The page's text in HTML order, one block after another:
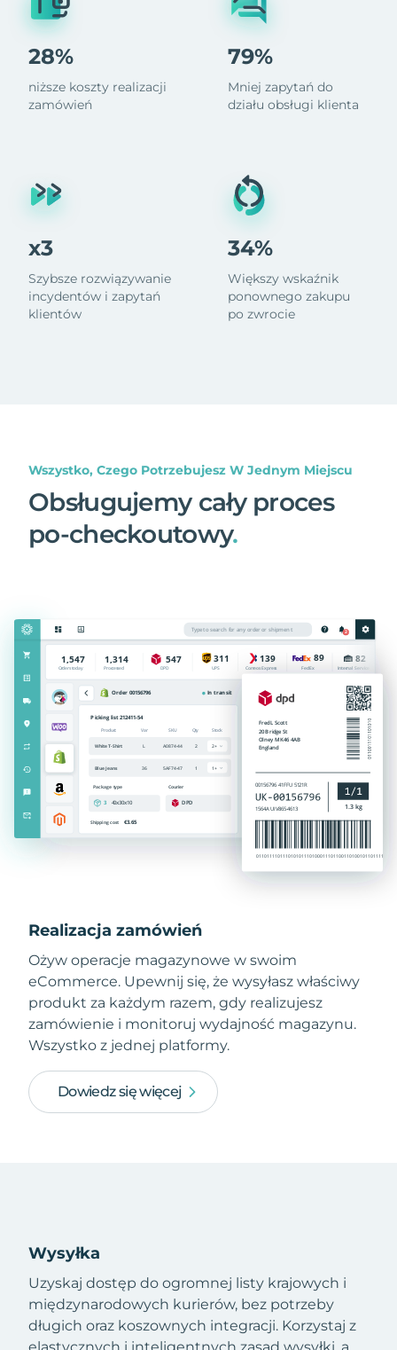
28%
niższe koszty realizacji
zamówień
x3
Szybsze rozwiązywanie
incydentów i zapytań
klientów
79%
Mniej zapytań do
działu obsługi klienta
34%
Większy wskaźnik
ponownego zakupu
po zwrocie
Wszystko, Czego Potrzebujesz W Jednym Miejscu
Obsługujemy cały proces
po-checkoutowy.
Realizacja zamówień
Ożyw operacje magazynowe w swoim
eCommerce. Upewnij się, że wysyłasz właściwy
produkt za każdym razem, gdy realizujesz
zamówienie i monitoruj wydajność magazynu.
Wszystko z jednej platformy.
Dowiedz się więcej
Wysyłka
Uzyskaj dostęp do ogromnej listy krajowych i
międzynarodowych kurierów, bez potrzeby
długich oraz koszownych integracji. Korzystaj z